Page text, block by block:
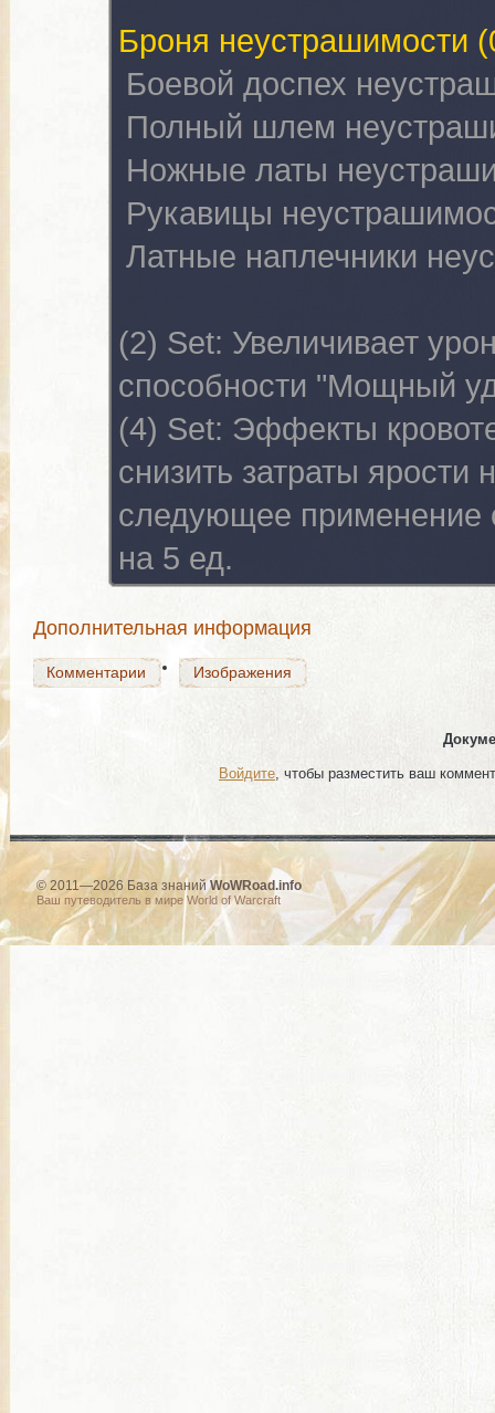
Броня неустрашимости
Боевой доспех
Полный шлем
Ножные латы
Рукавицы
Латные наплечники
(2) Set: Увеличивает
способности "Мощный
(4) Set: Эффекты
снизить затраты ярости
следующее применение
на 5 ед.
Дополнительная информация
Изображения
Комментарии Изображения
Комментарии Изображения
Войдите , чтобы разместить ваш
© 2011—2026 База знанийWoWRoad.info
Ваш путеводитель в мире World of Warcraft